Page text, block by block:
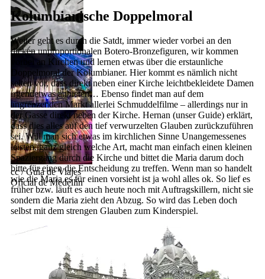
cc / Guía de Viajes
Oficial de Medellín
cc / Guía de Viajes
Oficial de Medellín
Kolumbianische Doppelmoral
Weiter geht es durch die Satdt, immer wieder vorbei an den
dickenunproportionalen Botero-Bronzefiguren, wir kommen
vorbei an Kirchen und lernen etwas über die erstaunliche
Doppelmoral der Kolumbianer. Hier kommt es nämlich nicht
selten vor, dass direkt neben einer Kirche leichtbekleidete Damen
irgendetwas anbieten… Ebenso findet man auf dem
angrenzenden Markt allerlei Schmuddelfilme – allerdings nur in
der Gasse direkt neben der Kirche. Hernan (unser Guide) erklärt,
dass dies alles auf den tief verwurzelten Glauben zurückzuführen
sei. Will man sich etwas im kirchlichen Sinne Unangemessenes
leisten, ganz gleich welche Art, macht man einfach einen kleinen
Spaziergang durch die Kirche und bittet die Maria darum doch
bitte für einen die Entscheidung zu treffen. Wenn man so handelt
wie die Maria es für einen vorsieht ist ja wohl alles ok. So lief es
früher bzw. läuft es auch heute noch mit Auftragskillern, nicht sie
sondern die Maria zieht den Abzug. So wird das Leben doch
selbst mit dem strengen Glauben zum Kinderspiel.